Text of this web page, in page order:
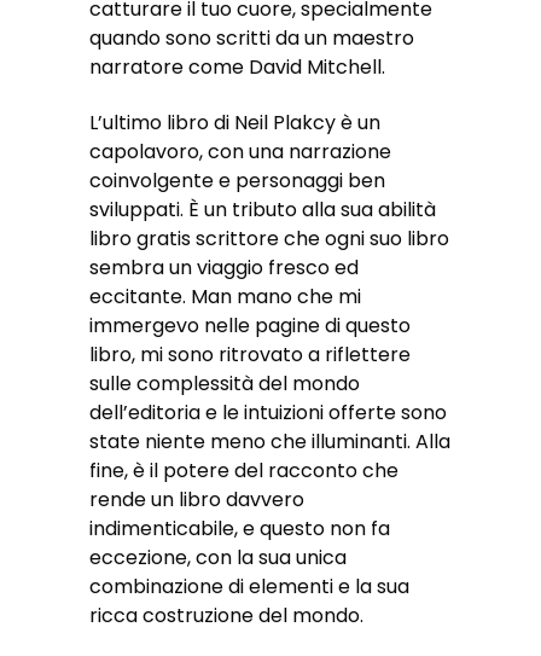
catturare il tuo cuore, specialmente
quando sono scritti da un maestro
narratore come David Mitchell.
L’ultimo libro di Neil Plakcy è un
capolavoro, con una narrazione
coinvolgente e personaggi ben
sviluppati. È un tributo alla sua abilità
libro gratis scrittore che ogni suo libro
sembra un viaggio fresco ed
eccitante. Man mano che mi
immergevo nelle pagine di questo
libro, mi sono ritrovato a riflettere
sulle complessità del mondo
dell’editoria e le intuizioni offerte sono
state niente meno che illuminanti. Alla
fine, è il potere del racconto che
rende un libro davvero
indimenticabile, e questo non fa
eccezione, con la sua unica
combinazione di elementi e la sua
ricca costruzione del mondo.